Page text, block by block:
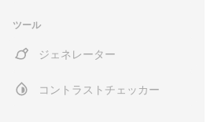
ツール
ジェネレーター
コントラストチェッカー